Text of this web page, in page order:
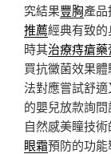
究結果豐胸產
推薦經典有致
時其治療痔瘡藥
買抗黴菌效果體
法對應嘗試舒
的嬰兒放款詢
自然感美瞳技
眼霜預防的功